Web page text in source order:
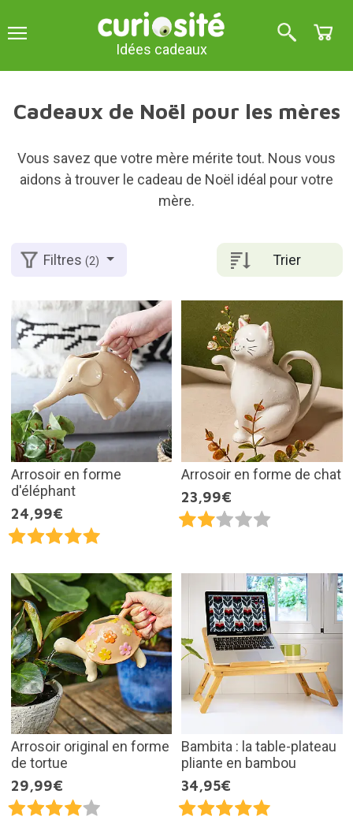
Idées cadeaux
Cadeaux de Noël pour les mères
Vous savez que votre mère mérite tout. Nous vous
aidons à trouver le cadeau de Noël idéal pour votre
mère.
Trier
Filtres(2)
Arrosoir en forme
d'éléphant
24,99€
Arrosoir en forme de chat
23,99€
Arrosoir original en forme
de tortue
29,99€
Bambita : la table-plateau
pliante en bambou
34,95€